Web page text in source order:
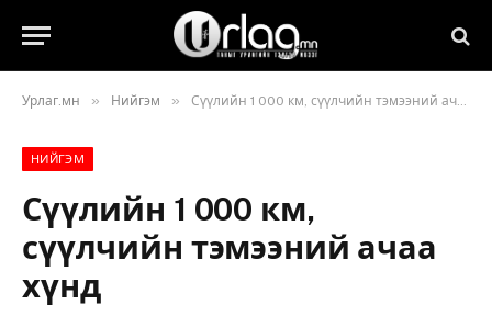
Урлаг.мн » Нийгэм » Сүүлийн 1 000 км, сүүлчийн тэмээний ачаа хүнд
НИЙГЭМ
Сүүлийн 1 000 км,
сүүлчийн тэмээний ачаа
хүнд